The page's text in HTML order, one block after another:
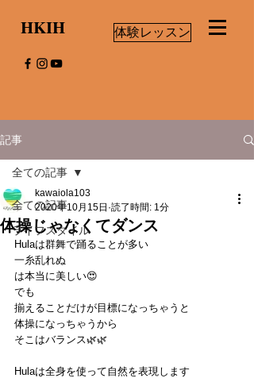
HKIH 体験レッスン
記事
全ての記事
ライフスタイル
全ての記事
体操じゃなくてダンス
kawaiola103
2020年10月15日 読了時間: 1分
Hulaは群舞で踊ることが多い
一糸乱れぬ
は本当に美しい😍
でも
揃えることだけが目標になっちゃうと
体操になっちゃうから
そこはバランス🌿🌿
Hulaは全身を使って自然を表現します